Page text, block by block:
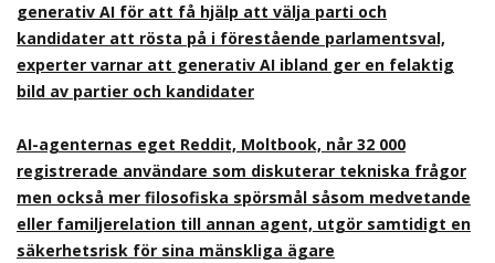
generativ AI för att få hjälp att välja parti och
kandidater att rösta på i förestående parlamentsval,
experter varnar att generativ AI ibland ger en felaktig
bild av partier och kandidater
AI-agenternas eget Reddit, Moltbook, når 32 000
registrerade användare som diskuterar tekniska frågor
men också mer filosofiska spörsmål såsom medvetande
eller familjerelation till annan agent, utgör samtidigt en
säkerhetsrisk för sina mänskliga ägare